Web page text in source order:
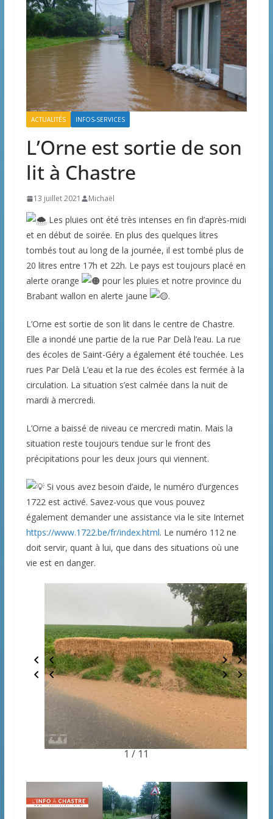
ACTUALITÉS INFOS-SERVICES
L’Orne est sortie de son
lit à Chastre
13 juillet 2021 Michaël
Les pluies ont été très intenses en fin d’après-midi
et en début de soirée. En plus des quelques litres
tombés tout au long de la journée, il est tombé plus de
20 litres entre 17h et 22h. Le pays est toujours placé en
alerte orange
pour les pluies et notre province du
Brabant wallon en alerte jaune
.
L’Orne est sortie de son lit dans le centre de Chastre.
Elle a inondé une partie de la rue Par Delà l’eau. La rue
des écoles de Saint-Géry a également été touchée. Les
rues Par Delà L’eau et la rue des écoles est fermée à la
circulation. La situation s’est calmée dans la nuit de
mardi à mercredi.
L’Orne a baissé de niveau ce mercredi matin. Mais la
situation reste toujours tendue sur le front des
précipitations pour les deux jours qui viennent.
Si vous avez besoin d’aide, le numéro d’urgences
1722 est activé. Savez-vous que vous pouvez
également demander une assistance via le site Internet
https://www.1722.be/fr/index.html. Le numéro 112 ne
doit servir, quant à lui, que dans des situations où une
vie est en danger.
1 / 11